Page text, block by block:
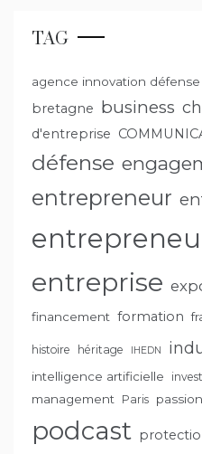
TAG
agence innovation défense
bretagne business
d'entreprise
défense
entrepreneur
entreprise
financement formation
histoire héritage IHEDN
intelligence artificielle
management Paris passion
podcast